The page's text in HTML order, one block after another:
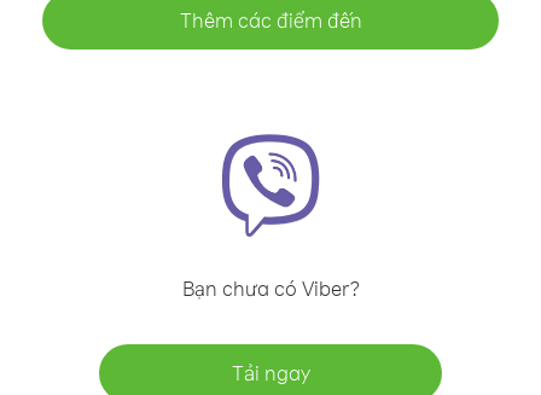
Thêm các điểm đến
Bạn chưa có Viber?
Tải ngay